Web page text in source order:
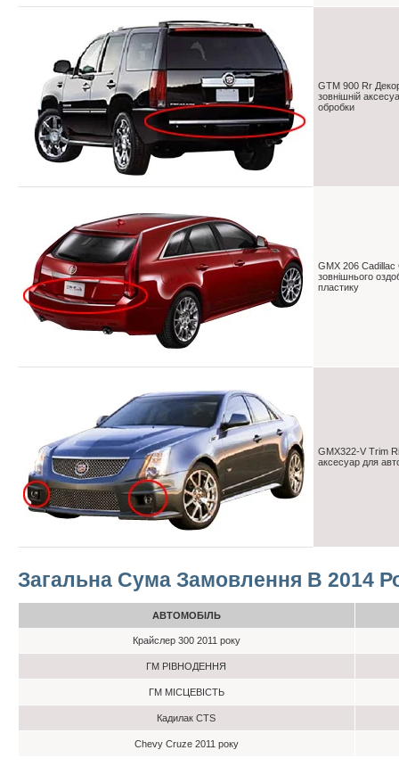
GTM 900 Rr
зовнішній
обробки
GMX 206 Cadillac
зовнішнього
пластику
GMX322-V Trim
аксесуар для
Загальна Сума Замовлення В 2014
АВТОМОБІЛЬ
Крайслер 300 2011 року
ГМ РІВНОДЕННЯ
ГМ МІСЦЕВІСТЬ
Кадилак CTS
Chevy Cruze 2011 року